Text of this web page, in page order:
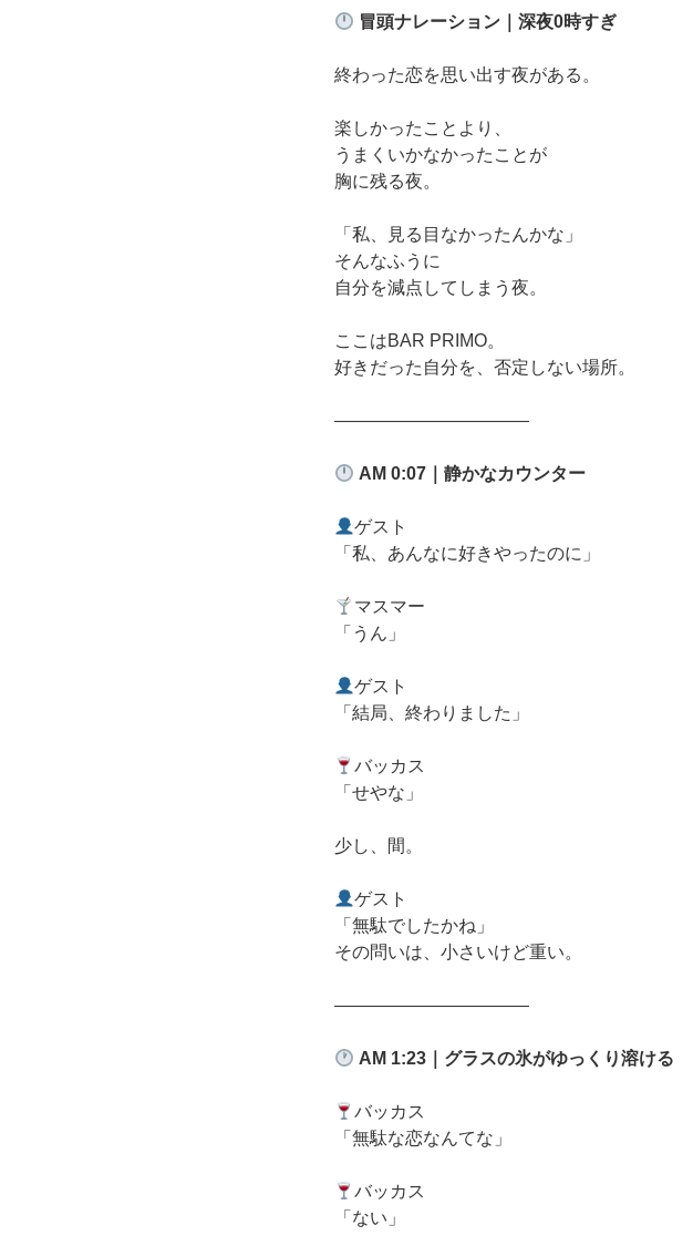
冒頭ナレーション｜深夜0時すぎ
終わった恋を思い出す夜がある。
楽しかったことより、
うまくいかなかったことが
胸に残る夜。
「私、見る目なかったんかな」
そんなふうに
自分を減点してしまう夜。
ここはBAR PRIMO。
好きだった自分を、否定しない場所。
―――――――――――
AM 0:07 ｜静かなカウンター
ゲスト
「私、あんなに好きやったのに」
マスマー
「うん」
ゲスト
「結局、終わりました」
バッカス
「せやな」
少し、間。
ゲスト
「無駄でしたかね」
その問いは、小さいけど重い。
―――――――――――
AM 1:23 ｜グラスの氷がゆっくり溶ける
バッカス
「無駄な恋なんてな」
バッカス
「ない」